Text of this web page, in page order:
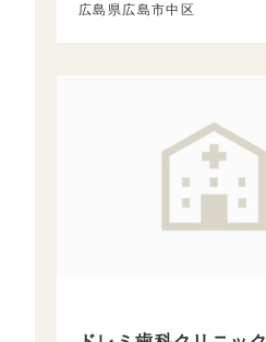
広島県広島市中区